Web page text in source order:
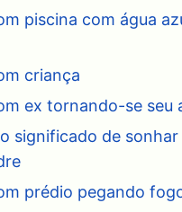
piscina com água
criança
ex tornando-se seu
significado de sonhar
prédio pegando